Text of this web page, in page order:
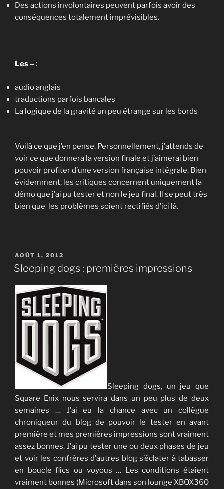
Des actions involontaires peuvent parfois avoir des
conséquences totalement imprévisibles.
Les –:
audio anglais
traductions parfois bancales
La logique de la gravité un peu étrange sur les bords
Voilà ce que j’en pense. Personnellement, j’attends de
voir ce que donnera la version finale et j’aimerai bien
pouvoir profiter d’une version française intégrale. Bien
évidemment, les critiques concernent uniquement la
démo que j’ai pu tester et non le jeu final. Il se peut très
bien que les problèmes soient rectifiés d’ici là.
PUBLIÉ
LE
AOÛT 1, 2012
Sleeping dogs : premières impressions
Sleeping dogs, un jeu que
Square Enix nous servira dans un peu plus de deux
semaines … J’ai eu la chance avec un collègue
chroniqueur du blog de pouvoir le tester en avant
première et mes premières impressions sont vraiment
assez bonnes. J’ai pu tester une ou deux phases de jeu
et voir les confrères d’autres blog s’éclater à tabasser
en boucle flics ou voyous … Les conditions étaient
vraiment bonnes (Microsoft dans son lounge XBOX360